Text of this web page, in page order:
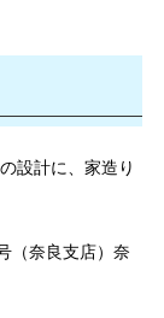
設計に、家造り
（奈良支店）奈